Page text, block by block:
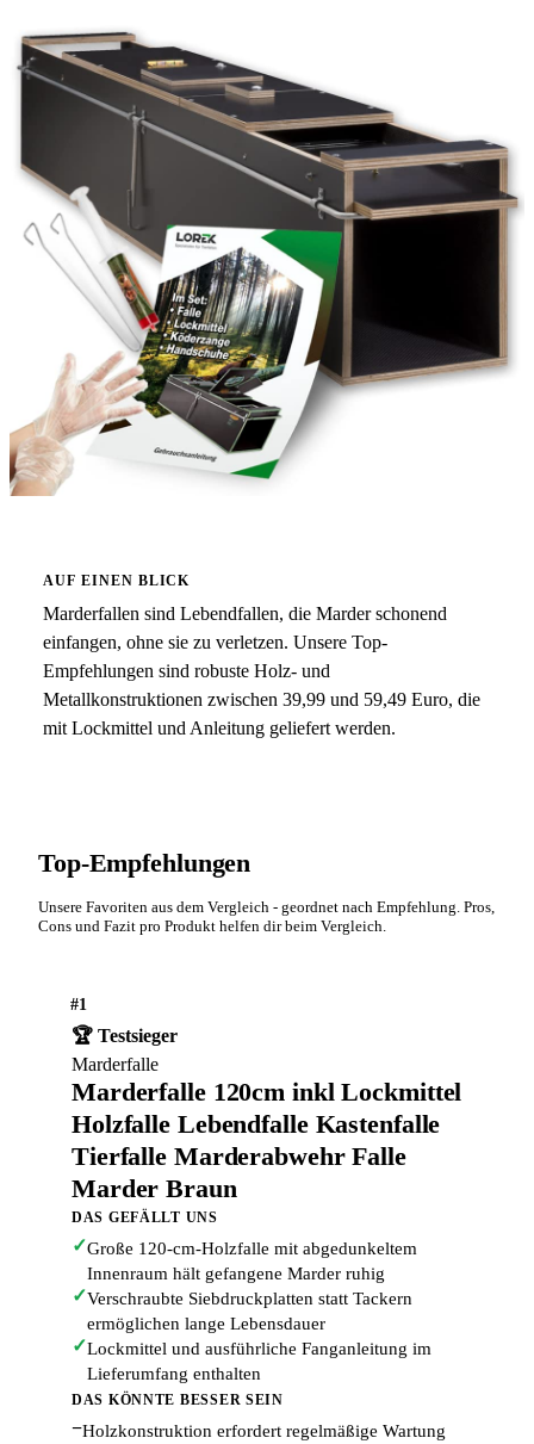
AUF EINEN BLICK
Marderfallen sind Lebendfallen, die Marder schonend
einfangen, ohne sie zu verletzen. Unsere Top-
Empfehlungen sind robuste Holz- und
Metallkonstruktionen zwischen 39,99 und 59,49 Euro, die
mit Lockmittel und Anleitung geliefert werden.
Top-Empfehlungen
Unsere Favoriten aus dem Vergleich - geordnet nach Empfehlung. Pros,
Cons und Fazit pro Produkt helfen dir beim Vergleich.
#1
🏆 Testsieger
Marderfalle
Marderfalle 120cm inkl Lockmittel
Holzfalle Lebendfalle Kastenfalle
Tierfalle Marderabwehr Falle
Marder Braun
DAS GEFÄLLT UNS
✓Große 120-cm-Holzfalle mit abgedunkeltem
Innenraum hält gefangene Marder ruhig
✓Verschraubte Siebdruckplatten statt Tackern
ermöglichen lange Lebensdauer
✓Lockmittel und ausführliche Fanganleitung im
Lieferumfang enthalten
DAS KÖNNTE BESSER SEIN
−Holzkonstruktion erfordert regelmäßige Wartung